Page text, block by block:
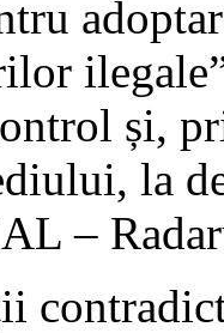
și,
la
–